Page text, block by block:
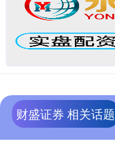
财盛证券 相关话题